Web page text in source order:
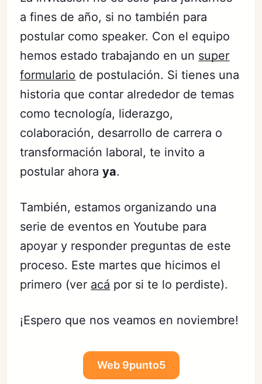
a fines de año, si no también para
postular como speaker. Con el equipo
hemos estado trabajando en un super
formulario de postulación. Si tienes una
historia que contar alrededor de temas
como tecnología, liderazgo,
colaboración, desarrollo de carrera o
transformación laboral, te invito a
postular ahoraya.
También, estamos organizando una
serie de eventos en Youtube para
apoyar y responder preguntas de este
proceso. Este martes que hicimos el
primero (ver acá por si te lo perdiste).
¡Espero que nos veamos en noviembre!
Web 9punto5